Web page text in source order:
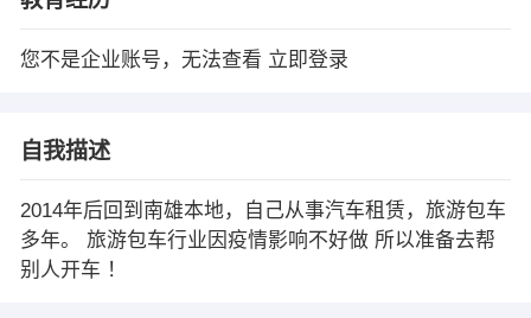
您不是企业账号，无法查看 立即登录
自我描述
2014年后回到南雄本地，自己从事汽车租赁，旅游包车
多年。 旅游包车行业因疫情影响不好做 所以准备去帮
别人开车 ！